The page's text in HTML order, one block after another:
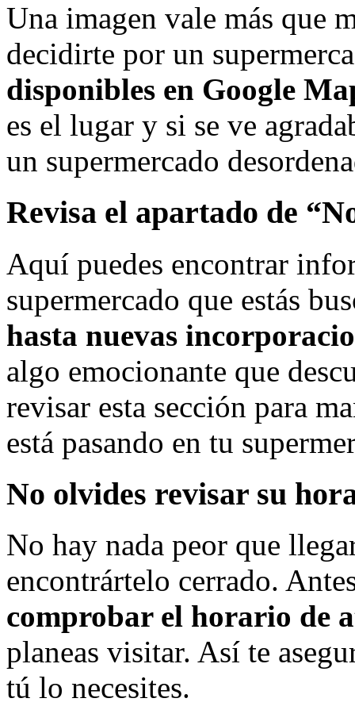
Una imagen vale más que
decidirte por un
disponibles en Google
es el lugar y si se ve
un supermercado
Revisa el apartado de
Aquí puedes encontrar
supermercado que estás
hasta nuevas
algo emocionante que
revisar esta sección para
está pasando en tu
No olvides revisar su
No hay nada peor que
encontrártelo cerrado.
comprobar el horario de
planeas visitar. Así te
tú lo necesites.